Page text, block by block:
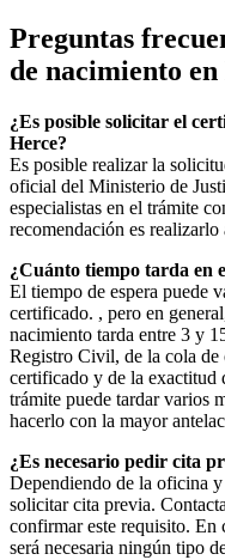
Preguntas
de nacimiento en
¿Es posible solicitar el
Herce?
Es posible realizar la
oficial del Ministerio de
especialistas en el trámite
recomendación es realizarlo
¿Cuánto tiempo tarda en
El tiempo de espera puede
certificado. , pero en
nacimiento tarda entre 3 y
Registro Civil, de la cola de
certificado y de la exactitud
trámite puede tardar varios
hacerlo con la mayor
¿Es necesario pedir cita
Dependiendo de la oficina y
solicitar cita previa.
confirmar este requisito. En
será necesaria ningún tipo